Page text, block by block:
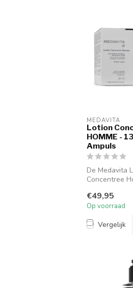
MEDAVITA
Lotion
HOMME -
Ampuls
De Medavita
Concentree
intensieve
€49,95
Op voorraad
Vergelijk